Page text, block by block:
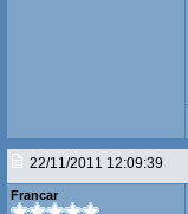
22/11/2011 12:09:39
Francar